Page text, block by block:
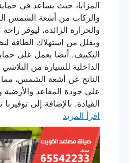
المزايا، حيث يساعد في
والركاب من أشعة الشمس
والحرارة الزائدة، ليوفر راحة
ويقلل من استهلاك الطاقة
التكييف. أيضا يعمل على
الداخلية للسيارة من
الناتج عن أشعة الشمس،
على جودة المقاعد والأرضية
القيادة. بالإضافة إلى
اقرأ المزيد